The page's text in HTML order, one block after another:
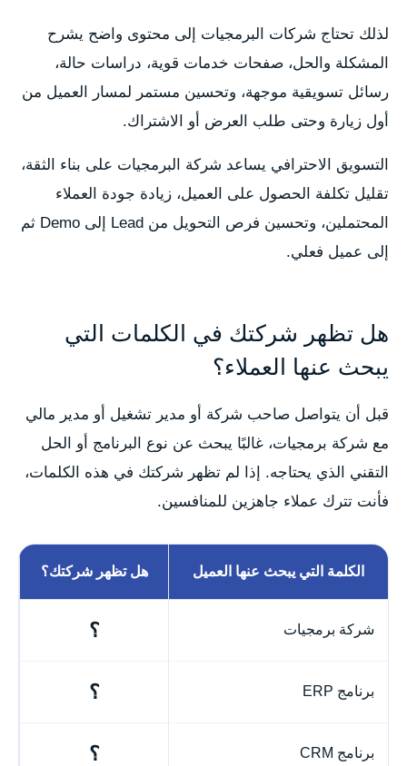
لذلك تحتاج شركات البرمجيات إلى محتوى واضح يشرح
المشكلة والحل، صفحات خدمات قوية، دراسات حالة،
رسائل تسويقية موجهة، وتحسين مستمر لمسار العميل من
أول زيارة وحتى طلب العرض أو الاشتراك.
التسويق الاحترافي يساعد شركة البرمجيات على بناء الثقة،
تقليل تكلفة الحصول على العميل، زيادة جودة العملاء
المحتملين، وتحسين فرص التحويل من Lead إلى Demo ثم
إلى عميل فعلي.
هل تظهر شركتك في الكلمات التي
يبحث عنها العملاء؟
قبل أن يتواصل صاحب شركة أو مدير تشغيل أو مدير مالي
مع شركة برمجيات، غالبًا يبحث عن نوع البرنامج أو الحل
التقني الذي يحتاجه. إذا لم تظهر شركتك في هذه الكلمات،
فأنت تترك عملاء جاهزين للمنافسين.
الكلمة التي يبحث عنها العميل هل تظهر شركتك؟
شركة برمجيات ؟
برنامج ERP ؟
برنامج CRM ؟